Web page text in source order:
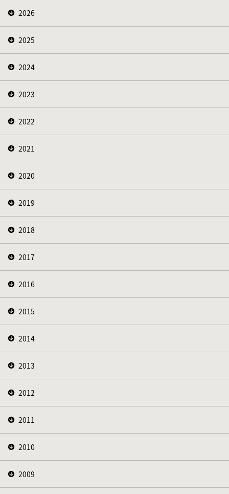
2026
2025
2024
2023
2022
2021
2020
2019
2018
2017
2016
2015
2014
2013
2012
2011
2010
2009